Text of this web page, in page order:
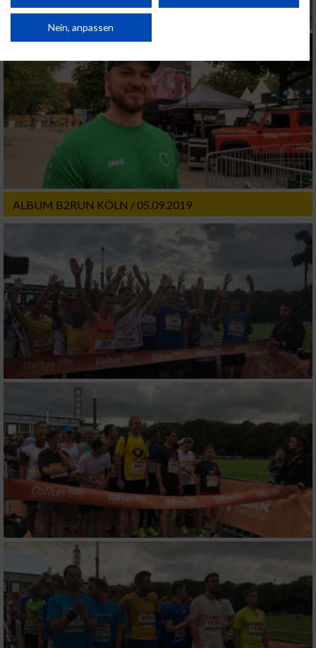
ALBUM B2RUN KÖLN / 05.09.2019
von Inhalten.
Daten können außerhalb der Europäischen Union weitergegeben und in die
Website/App.
Partnerliste anzeigen (1 IAB-Anbieter)
Wir nutzen Ihre Daten für folgende Zwecke:
IAB-Verarbeitungszwecke:
Speichern von oder Zugriff auf Informationen
auf einem Endgerät
Verwendung reduzierter Daten zur Auswahl
von Werbeanzeigen
Werbung
Verwendung von Profilen zur Auswahl
personalisierter Werbung
Erstellung von Profilen zur Personalisierung
Verwendung von Profilen zur Auswahl
personalisierter Inhalte
Messung der Werbeleistung
Messung der Performance von Inhalten
Analyse von Zielgruppen durch Statistiken
verschiedenen Quellen
Entwicklung und Verbesserung der Angebote
Verwendung reduzierter Daten zur Auswahl
von Inhalten
IAB-Besonderheiten:
Nein, anpassen